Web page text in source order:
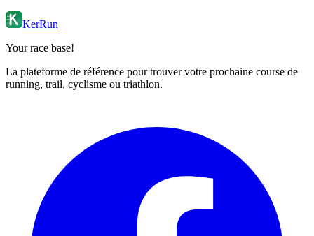
KerRun
Your race base!
La plateforme de référence pour trouver votre prochaine course de
running, trail, cyclisme ou triathlon.